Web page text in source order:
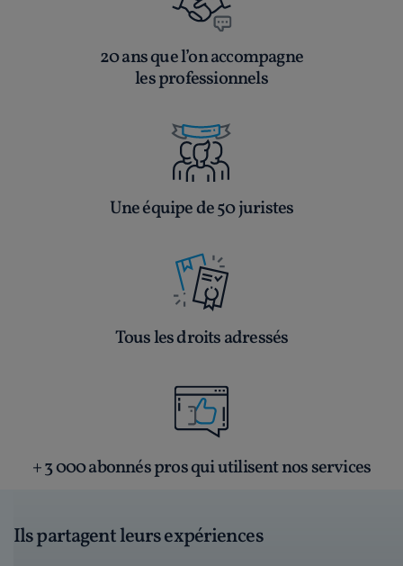
20 ans que l’on accompagne
les professionnels
Une équipe de 50 juristes
Tous les droits adressés
+ 3 000 abonnés pros qui utilisent nos services
Ils partagent leurs expériences